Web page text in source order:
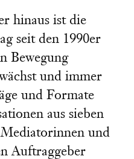
hinaus ist die
seit den 1990er
Bewegung
und immer
und Formate
aus sieben
und
Auftraggeber